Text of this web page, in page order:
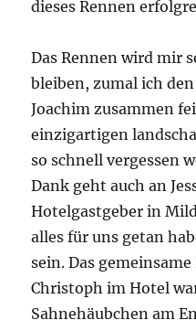
alles für uns getan
Christoph im Hotel
Sahnehäubchen am
lässt mich
Switzerland blicken.
Danke Euch allen für
Momente.
Trailrunning Team
Frank